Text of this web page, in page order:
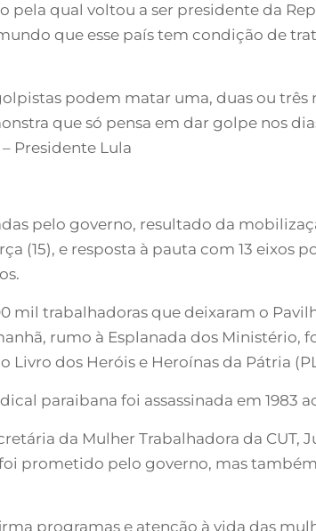
pela qual voltou a ser presidente da
que esse país tem condição de
podem matar uma, duas ou
que só pensa em dar golpe nos
Presidente Lula
pelo governo, resultado da
(15), e resposta à pauta com 13
mil trabalhadoras que deixaram o
rumo à Esplanada dos Ministério,
Livro dos Heróis e Heroínas da Pátria
paraibana foi assassinada em 1983
da Mulher Trabalhadora da CUT,
prometido pelo governo, mas
programas e atenção à vida das